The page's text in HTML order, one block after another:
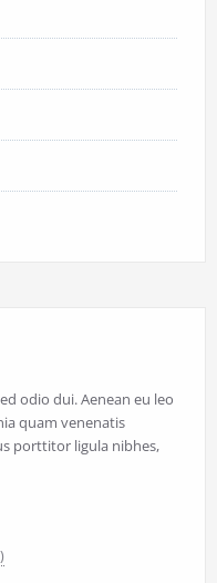
odio dui. Aenean eu leo
quam venenatis
porttitor ligula nibhes,